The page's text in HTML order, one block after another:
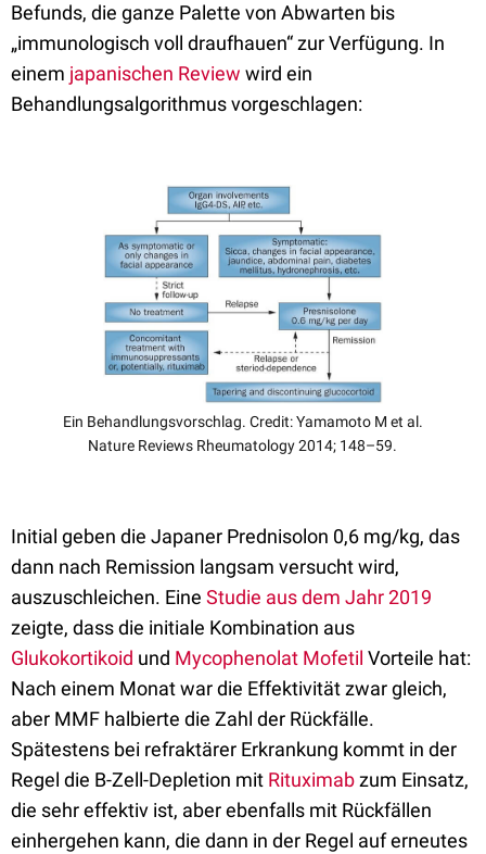
Befunds, die ganze Palette von Abwarten bis
„immunologisch voll draufhauen“ zur Verfügung. In
einem japanischen Review wird ein
Behandlungsalgorithmus vorgeschlagen:
Ein Behandlungsvorschlag. Credit: Yamamoto M et al.
Nature Reviews Rheumatology 2014; 148–59.
Initial geben die Japaner Prednisolon 0,6 mg/kg, das
dann nach Remission langsam versucht wird,
auszuschleichen. Eine Studie aus dem Jahr 2019
zeigte, dass die initiale Kombination aus
Glukokortikoid und Mycophenolat Mofetil Vorteile hat:
Nach einem Monat war die Effektivität zwar gleich,
aber MMF halbierte die Zahl der Rückfälle.
Spätestens bei refraktärer Erkrankung kommt in der
Regel die B-Zell-Depletion mit Rituximabzum Einsatz,
die sehr effektiv ist, aber ebenfalls mit Rückfällen
einhergehen kann, die dann in der Regel auf erneutes